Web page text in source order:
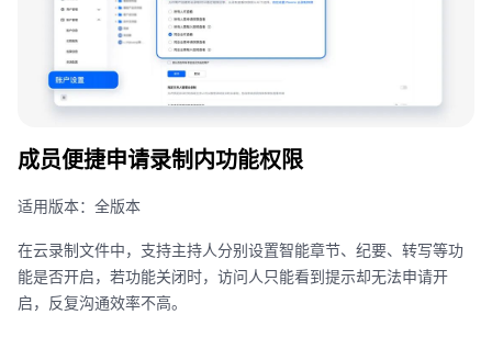
成员便捷申请录制内功能权限
适用版本：全版本
在云录制文件中，支持主持人分别设置智能章节、纪要、转写等功
能是否开启，若功能关闭时，访问人只能看到提示却无法申请开
启，反复沟通效率不高。